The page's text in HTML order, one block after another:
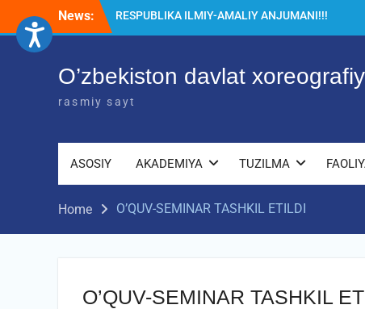
content
News:
RESPUBLIKA ILMIY-AMALIY ANJUMANI!!!
bo‘lib o‘tdi
O’zbekiston davlat
rasmiy sayt
ASOSIY AKADEMIYA TUZILMA
Home O’QUV-SEMINAR TASHKIL ETILDI
O’QUV-SEMINAR TASHKIL